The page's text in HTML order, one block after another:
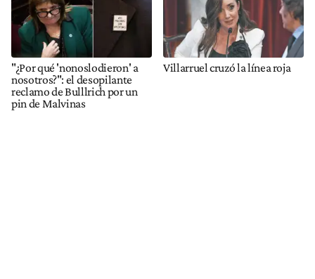
"¿Por qué 'nonoslodieron' a
nosotros?": el desopilante
reclamo de Bulllrich por un
pin de Malvinas
Villarruel cruzó la línea roja